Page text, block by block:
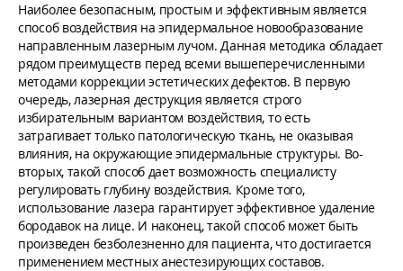
Наиболее безопасным, простым и эффективным является
способ воздействия на эпидермальное новообразование
направленным лазерным лучом. Данная методика обладает
рядом преимуществ перед всеми вышеперечисленными
методами коррекции эстетических дефектов. В первую
очередь, лазерная деструкция является строго
избирательным вариантом воздействия, то есть
затрагивает только патологическую ткань, не оказывая
влияния, на окружающие эпидермальные структуры. Во-
вторых, такой способ дает возможность специалисту
регулировать глубину воздействия. Кроме того,
использование лазера гарантирует эффективное удаление
бородавок на лице. И наконец, такой способ может быть
произведен безболезненно для пациента, что достигается
применением местных анестезирующих составов.